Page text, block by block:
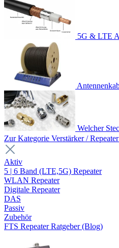
5G & LTE
Welcher
Zur Kategorie Verstärker / Repeater
Aktiv
5 | 6 Band (LTE,5G) Repeater
WLAN Repeater
Digitale Repeater
DAS
Passiv
Zubehör
FTS Repeater Ratgeber (Blog)